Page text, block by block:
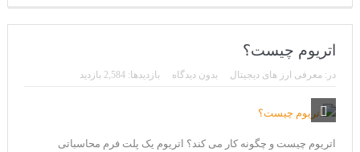
اتریوم چیست؟
در: معرفی ارز های دیجیتال بدون دیدگاه بازدیدها: 2,584 بازدید
اتریوم چیست و چگونه کار می کند؟ اتریوم یک پلت فرم محاسباتی